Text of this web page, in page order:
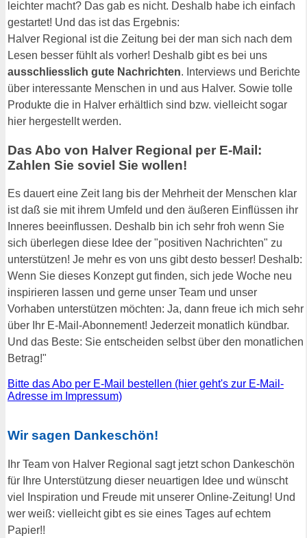
leichter macht? Das gab es nicht. Deshalb habe ich einfach
gestartet! Und das ist das Ergebnis:
Halver Regional ist die Zeitung bei der man sich nach dem
Lesen besser fühlt als vorher! Deshalb gibt es bei uns
ausschliesslich gute Nachrichten. Interviews und Berichte
über interessante Menschen in und aus Halver. Sowie tolle
Produkte die in Halver erhältlich sind bzw. vielleicht sogar
hier hergestellt werden.
Das Abo von Halver Regional per E-Mail:
Zahlen Sie soviel Sie wollen!
Es dauert eine Zeit lang bis der Mehrheit der Menschen klar
ist daß sie mit ihrem Umfeld und den äußeren Einflüssen ihr
Inneres beeinflussen. Deshalb bin ich sehr froh wenn Sie
sich überlegen diese Idee der "positiven Nachrichten" zu
unterstützen! Je mehr es von uns gibt desto besser! Deshalb:
Wenn Sie dieses Konzept gut finden, sich jede Woche neu
inspirieren lassen und gerne unser Team und unser
Vorhaben unterstützen möchten: Ja, dann freue ich mich sehr
über Ihr E-Mail-Abonnement! Jederzeit monatlich kündbar.
Und das Beste: Sie entscheiden selbst über den monatlichen
Betrag!"
Bitte das Abo per E-Mail bestellen (hier geht's zur E-Mail-
Adresse im Impressum)
Wir sagen Dankeschön!
Ihr Team von Halver Regional sagt jetzt schon Dankeschön
für Ihre Unterstützung dieser neuartigen Idee und wünscht
viel Inspiration und Freude mit unserer Online-Zeitung! Und
wer weiß: vielleicht gibt es sie eines Tages auf echtem
Papier!!